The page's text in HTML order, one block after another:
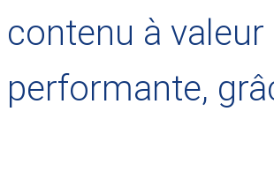
contenu à
performante,